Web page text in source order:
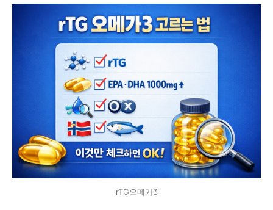
rTG오메가3